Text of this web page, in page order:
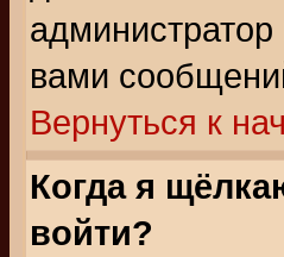
вами
Вернуться к
Когда я
войти?